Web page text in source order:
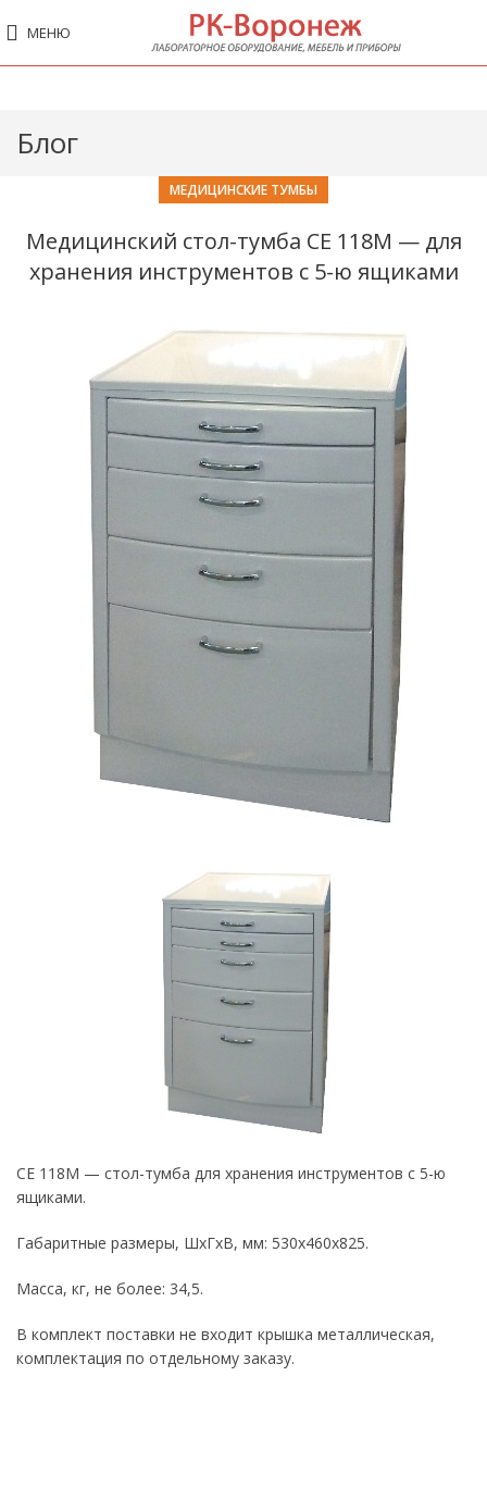
МЕНЮ
Блог
МЕДИЦИНСКИЕ ТУМБЫ
Медицинский стол-тумба СЕ 118М — для
хранения инструментов с 5-ю ящиками
СЕ 118М — стол-тумба для хранения инструментов с 5-ю
ящиками.
Габаритные размеры, ШхГхВ, мм: 530х460х825.
Масса, кг, не более: 34,5.
В комплект поставки не входит крышка металлическая,
комплектация по отдельному заказу.